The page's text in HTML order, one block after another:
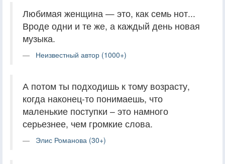
Любимая женщина — это, как семь нот...
Вроде одни и те же, а каждый день новая
музыка.
Неизвестный автор (1000+)
А потом ты подходишь к тому возрасту,
когда наконец-то понимаешь, что
маленькие поступки – это намного
серьезнее, чем громкие слова.
Элис Романова (30+)